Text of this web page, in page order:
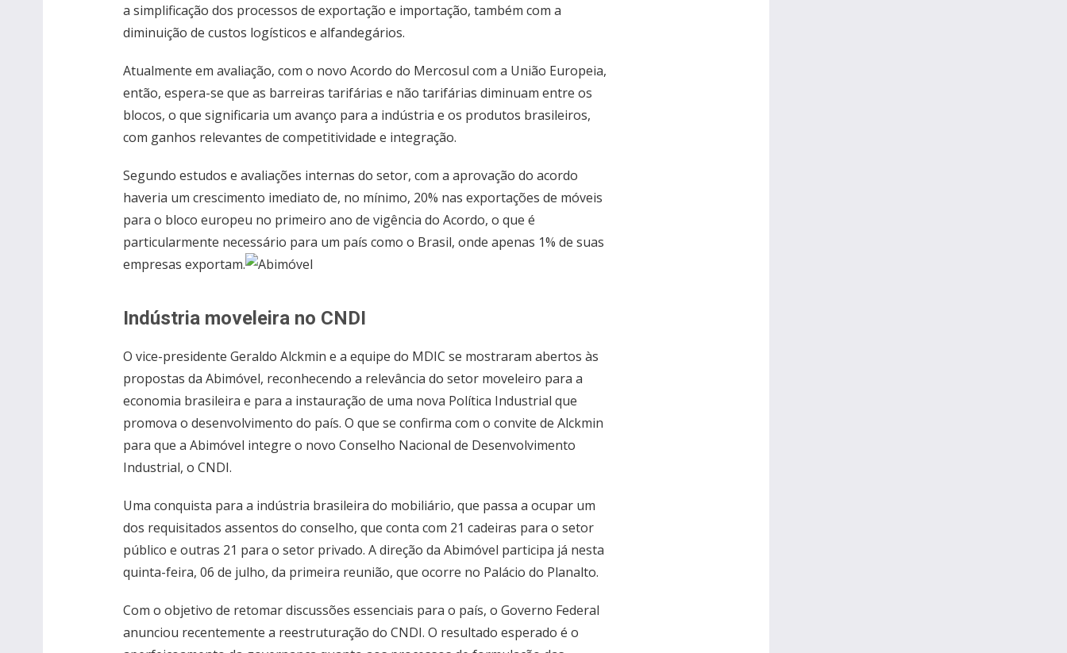
a simplificação dos processos de exportação e importação, também com a
diminuição de custos logísticos e alfandegários.
Atualmente em avaliação, com o novo Acordo do Mercosul com a União Europeia,
então, espera-se que as barreiras tarifárias e não tarifárias diminuam entre os
blocos, o que significaria um avanço para a indústria e os produtos brasileiros,
com ganhos relevantes de competitividade e integração.
Segundo estudos e avaliações internas do setor, com a aprovação do acordo
haveria um crescimento imediato de, no mínimo, 20% nas exportações de móveis
para o bloco europeu no primeiro ano de vigência do Acordo, o que é
particularmente necessário para um país como o Brasil, onde apenas 1% de suas
empresas exportam.
Indústria moveleira no CNDI
O vice-presidente Geraldo Alckmin e a equipe do MDIC se mostraram abertos às
propostas da Abimóvel, reconhecendo a relevância do setor moveleiro para a
economia brasileira e para a instauração de uma nova Política Industrial que
promova o desenvolvimento do país. O que se confirma com o convite de Alckmin
para que a Abimóvel integre o novo Conselho Nacional de Desenvolvimento
Industrial, o CNDI.
Uma conquista para a indústria brasileira do mobiliário, que passa a ocupar um
dos requisitados assentos do conselho, que conta com 21 cadeiras para o setor
público e outras 21 para o setor privado. A direção da Abimóvel participa já nesta
quinta-feira, 06 de julho, da primeira reunião, que ocorre no Palácio do Planalto.
Com o objetivo de retomar discussões essenciais para o país, o Governo Federal
anunciou recentemente a reestruturação do CNDI. O resultado esperado é o